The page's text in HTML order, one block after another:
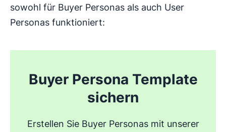
sowohl für Buyer Personas als auch User
Personas funktioniert:
Buyer Persona Template
sichern
Erstellen Sie Buyer Personas mit unserer